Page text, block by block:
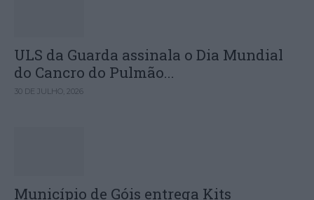
ULS da Guarda assinala o Dia Mundial
do Cancro do Pulmão...
30 DE JULHO, 2026
Município de Góis entrega Kits